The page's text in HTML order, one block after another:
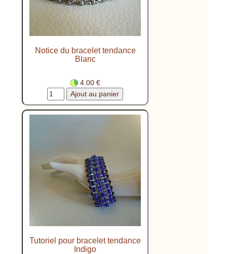
Notice du bracelet tendance
Blanc
4.00 €
Tutoriel pour bracelet tendance
Indigo